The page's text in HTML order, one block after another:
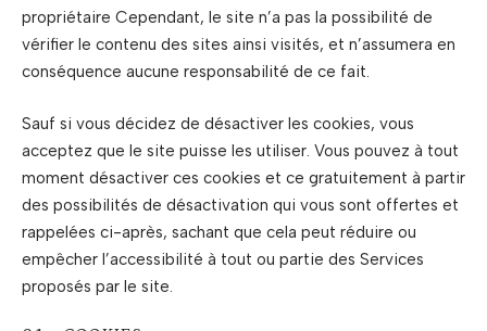
propriétaire Cependant, le site n’a pas la possibilité de
vérifier le contenu des sites ainsi visités, et n’assumera en
conséquence aucune responsabilité de ce fait.
Sauf si vous décidez de désactiver les cookies, vous
acceptez que le site puisse les utiliser. Vous pouvez à tout
moment désactiver ces cookies et ce gratuitement à partir
des possibilités de désactivation qui vous sont offertes et
rappelées ci-après, sachant que cela peut réduire ou
empêcher l’accessibilité à tout ou partie des Services
proposés par le site.